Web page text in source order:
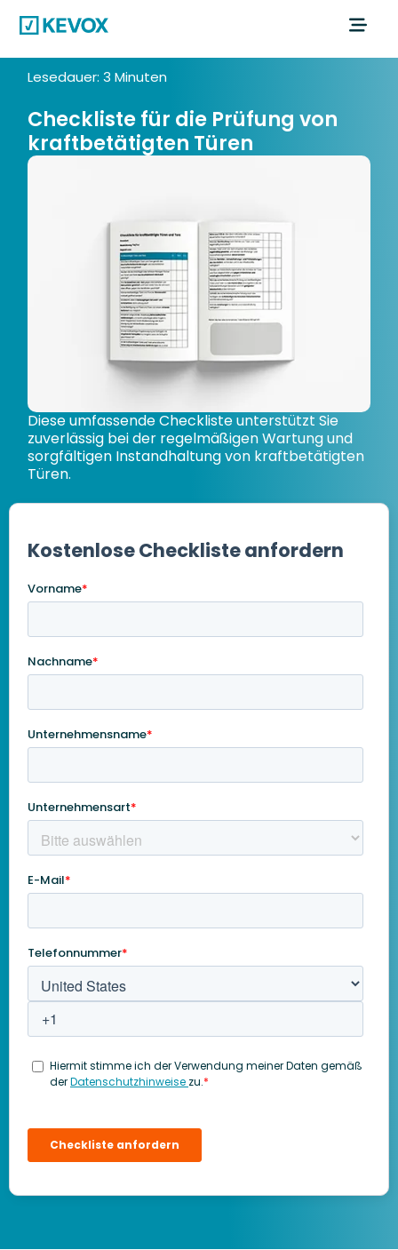
Lesedauer: 3 Minuten
Checkliste für die Prüfung von
kraftbetätigten Türen
Diese umfassende Checkliste unterstützt Sie
zuverlässig bei der regelmäßigen Wartung und
sorgfältigen Instandhaltung von kraftbetätigten
Türen.